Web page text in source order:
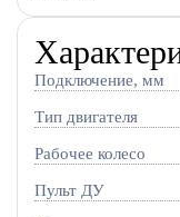
Подключение, мм
Тип двигателя
Рабочее колесо
Пульт ДУ